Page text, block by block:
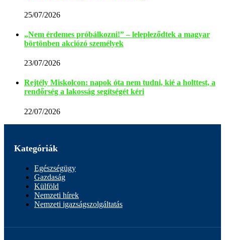
25/07/2026
„Nem érdemes próbálkozni!” – lelepleződtek a magyar
börtönben akciózó személyek
23/07/2026
Rejtély Miskolcon: napok óta nem tudni, kié a holttest, a
rendőrség a lakosság segítségét kéri
22/07/2026
Kategóriák
Egészségügy
Gazdaság
Külföld
Nemzeti hírek
Nemzeti igazságszolgáltatás